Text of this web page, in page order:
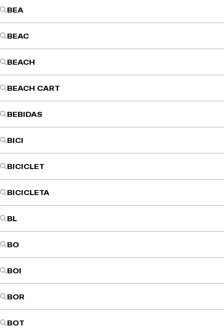
BEA
BEAC
BEACH
BEACH CART
BEBIDAS
BICI
BICICLET
BICICLETA
BL
BO
BOI
BOR
BOT